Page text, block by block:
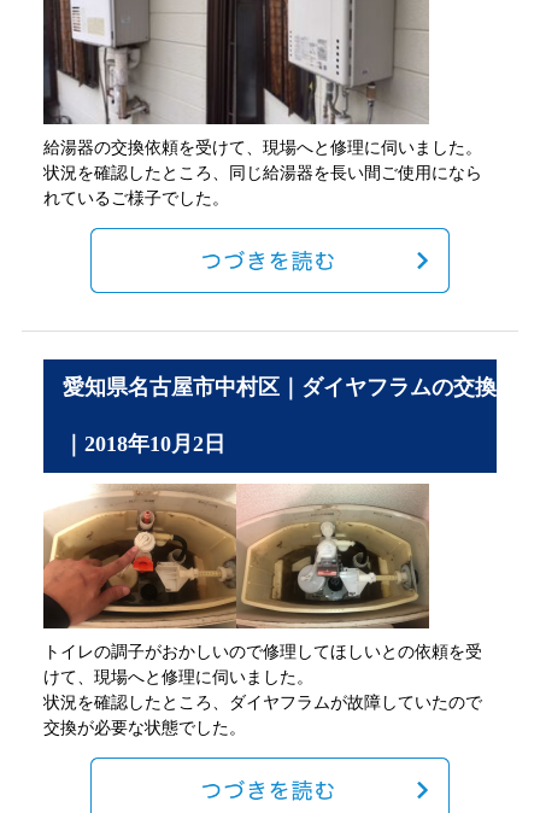
給湯器の交換依頼を受けて、現場へと修理に伺いました。
状況を確認したところ、同じ給湯器を長い間ご使用になら
れているご様子でした。
愛知県名古屋市中村区｜ダイヤフラムの交換
｜2018年10月2日
トイレの調子がおかしいので修理してほしいとの依頼を受
けて、現場へと修理に伺いました。
状況を確認したところ、ダイヤフラムが故障していたので
交換が必要な状態でした。